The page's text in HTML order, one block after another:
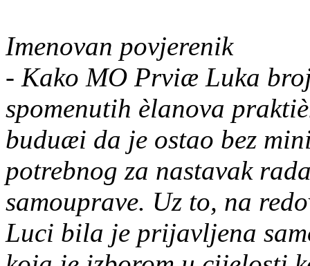
Imenovan povjerenik
- Kako MO Prviæ Luka
spomenutih èlanova
buduæi da je ostao bez
potrebnog za nastavak
samouprave. Uz to, na
Luci bila je prijavljena